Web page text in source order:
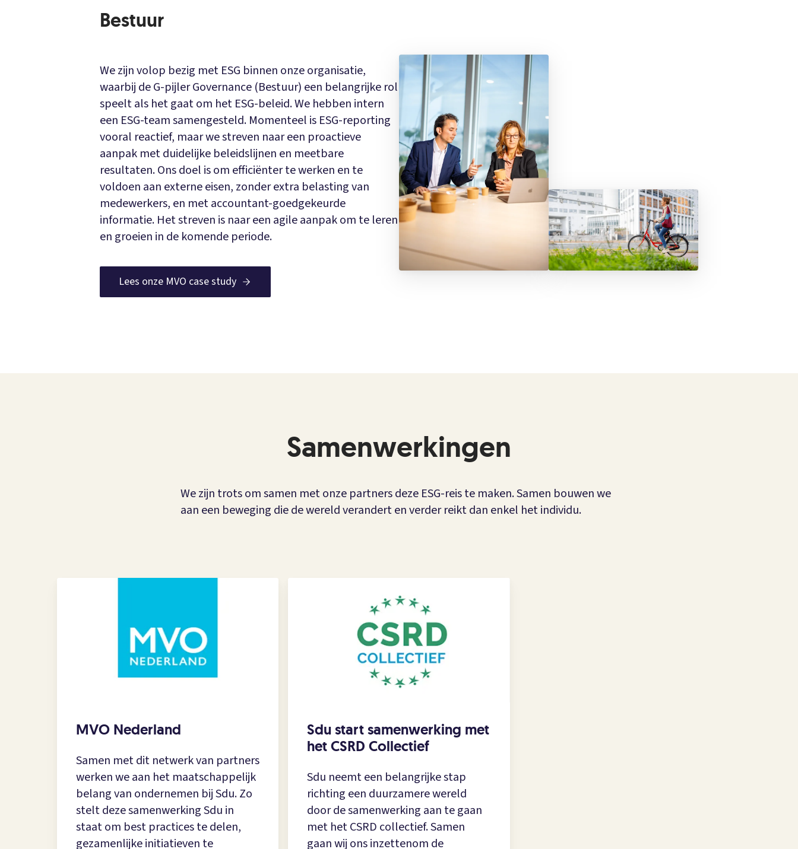
Bestuur
We zijn volop bezig met ESG binnen onze organisatie,
waarbij de G-pijler Governance (Bestuur) een belangrijke rol
speelt als het gaat om het ESG-beleid. We hebben intern
een ESG-team samengesteld. Momenteel is ESG-reporting
vooral reactief, maar we streven naar een proactieve
aanpak met duidelijke beleidslijnen en meetbare
resultaten. Ons doel is om efficiënter te werken en te
voldoen aan externe eisen, zonder extra belasting van
medewerkers, en met accountant-goedgekeurde
informatie. Het streven is naar een agile aanpak om te leren
en groeien in de komende periode.
Lees onze MVO case study
Samenwerkingen
We zijn trots om samen met onze partners deze ESG-reis te maken. Samen bouwen we
aan een beweging die de wereld verandert en verder reikt dan enkel het individu.
MVO Nederland
Samen met dit netwerk van partners
werken we aan het maatschappelijk
belang van ondernemen bij Sdu. Zo
stelt deze samenwerking Sdu in
staat om best practices te delen,
gezamenlijke initiatieven te
Sdu start samenwerking met
het CSRD Collectief
Sdu neemt een belangrijke stap
richting een duurzamere wereld
door de samenwerking aan te gaan
met het CSRD collectief. Samen
gaan wij ons inzettenom de